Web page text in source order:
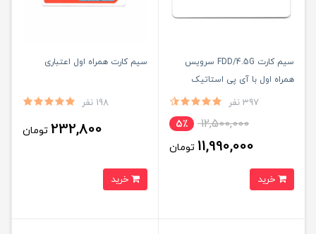
سیم کارت FDD/4.5G سرویس
همراه اول با آی پی استاتیک
یکساله و 500 گیگ اینترنت سه397 نفر
12,500,000 5٪
11,990,000 تومان
سیم کارت همراه اول اعتباری
198 نفر
232,800 تومان